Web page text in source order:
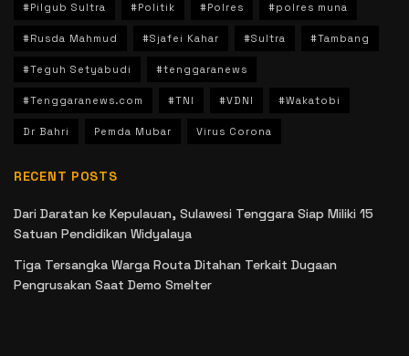
#Pilgub Sultra #Politik #Polres #polres muna
#Rusda Mahmud #Sjafei Kahar #Sultra #Tambang
#Teguh Setyabudi #tenggaranews
#Tenggaranews.com #TNI #VDNI #Wakatobi
Dr Bahri Pemda Mubar Virus Corona
RECENT POSTS
Dari Daratan ke Kepulauan, Sulawesi Tenggara Siap Miliki 15
Satuan Pendidikan Widyalaya
Tiga Tersangka Warga Routa Ditahan Terkait Dugaan
Pengrusakan Saat Demo Smelter